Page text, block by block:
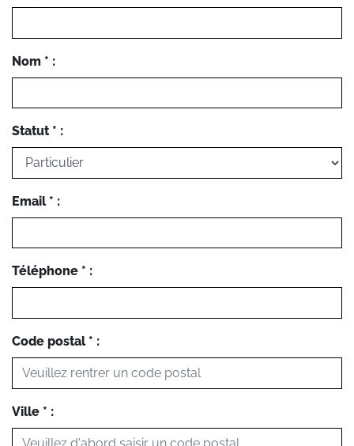
Nom * :
Statut * :
Email * :
Téléphone * :
Code postal * :
Ville * :